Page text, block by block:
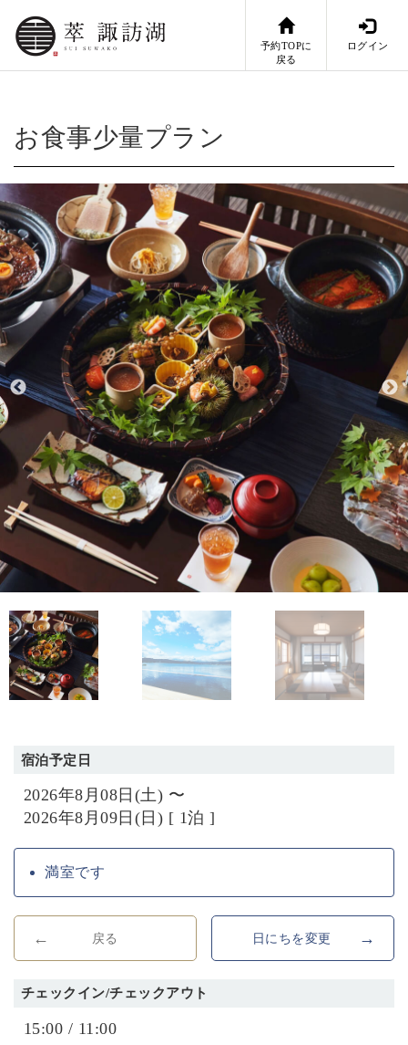
予約TOPに
戻る
ログイン
お食事少量プラン
宿泊予定日
2026年8月08日(土) 〜
2026年8月09日(日) [ 1泊 ]
満室です
戻る 日にちを変更
チェックイン/チェックアウト
15:00 / 11:00